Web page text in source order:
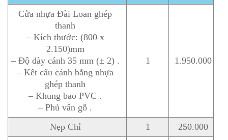
Cửa nhựa Đài Loan ghép
thanh
– Kích thước: (800 x
2.150)mm
– Độ dày cánh 35 mm (± 2) .
– Kết cấu cánh bằng nhựa
ghép thanh
– Khung bao PVC .
– Phủ vân gỗ .
1 1.950.000
Nẹp Chỉ 1
250.000